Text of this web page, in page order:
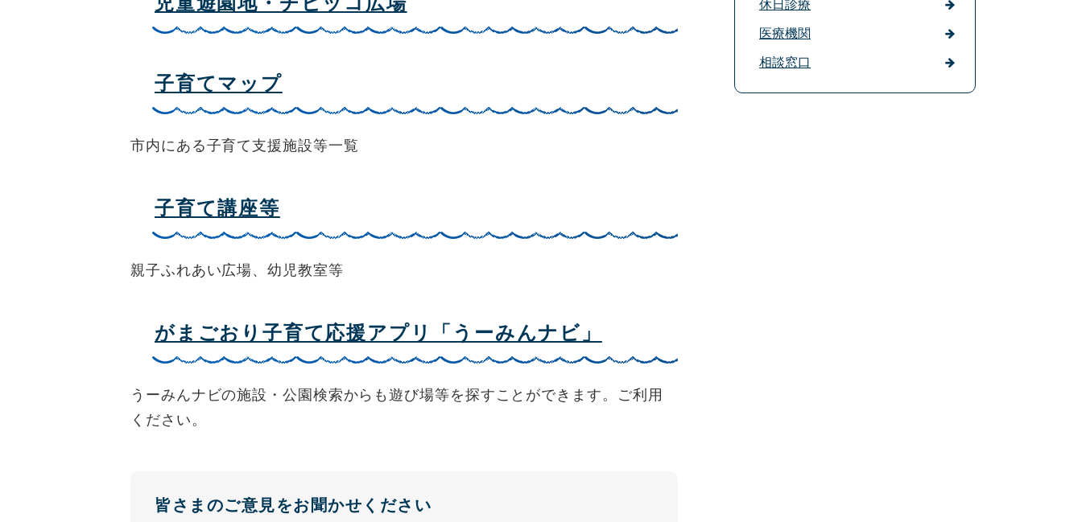
子育てマップ
市内にある子育て支援施設等一覧
子育て講座等
親子ふれあい広場、幼児教室等
がまごおり子育て応援アプリ「うーみんナビ」
うーみんナビの施設・公園検索からも遊び場等を探すことができます。ご利用
ください。
皆さまのご意見をお聞かせください
休日診療
医療機関
相談窓口